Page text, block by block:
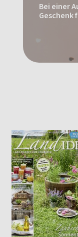
Bei einer
Geschenk